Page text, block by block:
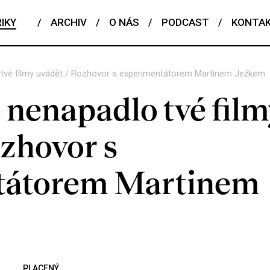
/ ARCHIV / O NÁS / PODCAST /
filmy uvádět / Rozhovor s experimentátorem Martinem Ježkem
tvé
s
Martinem